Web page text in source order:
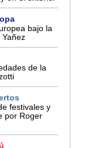
bajo la
de la
festivales y
por Roger